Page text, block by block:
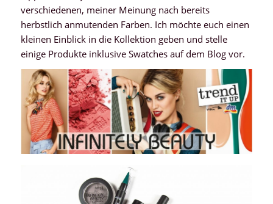
verschiedenen, meiner Meinung nach bereits
herbstlich anmutenden Farben. Ich möchte euch einen
kleinen Einblick in die Kollektion geben und stelle
einige Produkte inklusive Swatches auf dem Blog vor.